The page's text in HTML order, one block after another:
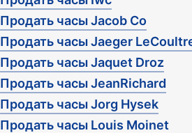
Продать часы Jacob Co
Продать часы Jaeger
Продать часы Jaquet Droz
Продать часы JeanRichard
Продать часы Jorg Hysek
Продать часы Louis Moinet